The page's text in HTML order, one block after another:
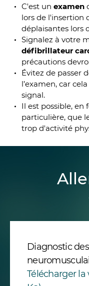
C'est un examen
lors de l'insertion
déplaisantes lors
Signalez à votre
défibrillateur
précautions
Évitez de passer
l’examen, car
signal.
Il est possible,
particulière, que
trop d'activité
Diagnostic
Télécharger la